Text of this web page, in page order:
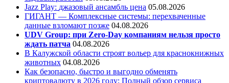
Jazz Play: джазовый ансамбль цена 05.08.2026
ГИГАНТ — Комплексные системы: перехваченные
данные взломают позже 04.08.2026
UDV Group: при Zero-Day компаниям нельзя просто
ждать патча 04.08.2026
В Калужской области строят вольер для краснокнижных
животных 04.08.2026
Как безопасно, быстро и выгодно обменять
криптовалюту в 2026 году: Полный обзор сервиса